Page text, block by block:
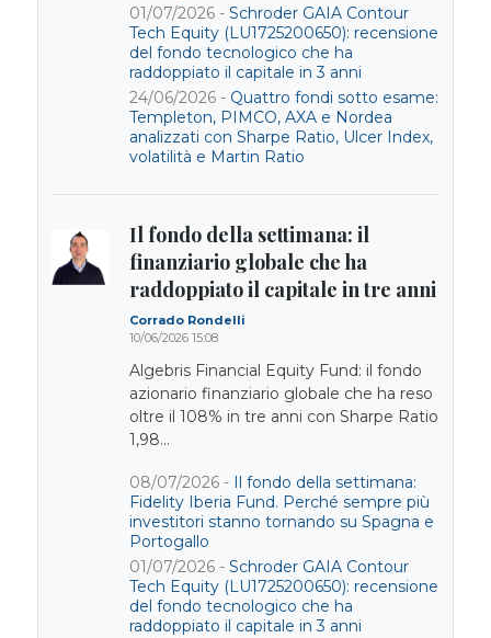
01/07/2026 - Schroder GAIA Contour
Tech Equity (LU1725200650): recensione
del fondo tecnologico che ha
raddoppiato il capitale in 3 anni
24/06/2026 - Quattro fondi sotto esame:
Templeton, PIMCO, AXA e Nordea
analizzati con Sharpe Ratio, Ulcer Index,
volatilità e Martin Ratio
Il fondo della settimana: il
finanziario globale che ha
raddoppiato il capitale in tre anni
Corrado Rondelli
10/06/2026 15:08
Algebris Financial Equity Fund: il fondo
azionario finanziario globale che ha reso
oltre il 108% in tre anni con Sharpe Ratio
1,98...
08/07/2026 -
Il fondo della settimana:
Fidelity Iberia Fund. Perché sempre più
investitori stanno tornando su Spagna e
Portogallo
01/07/2026 - Schroder GAIA Contour
Tech Equity (LU1725200650): recensione
del fondo tecnologico che ha
raddoppiato il capitale in 3 anni